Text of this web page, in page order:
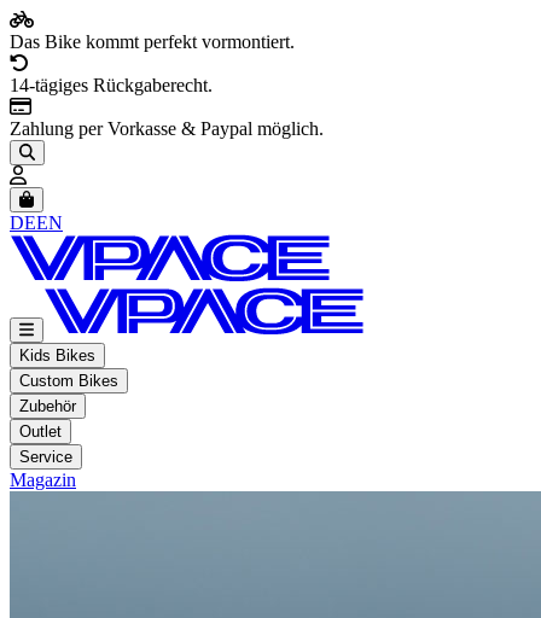
Das Bike kommt perfekt vormontiert.
14-tägiges Rückgaberecht.
Zahlung per Vorkasse & Paypal möglich.
Artikel im Warenkorb, Warenkorb anzeigen
DEEN
Kids Bikes
Custom Bikes
Zubehör
Outlet
Service
Magazin